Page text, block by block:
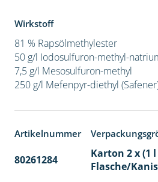
Wirkstoff
81 % Rapsölmethylester
50 g/l Iodosulfuron-methyl-
7,5 g/l Mesosulfuron-methyl
250 g/l Mefenpyr-diethyl
Artikelnummer
80261284
Karton 2 x (1 l
Flasche/